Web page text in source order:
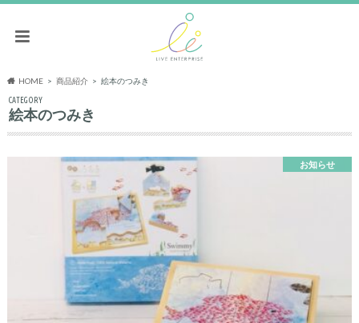
HOME 商品紹介 絵本のつみき
CATEGORY
絵本のつみき
お知らせ